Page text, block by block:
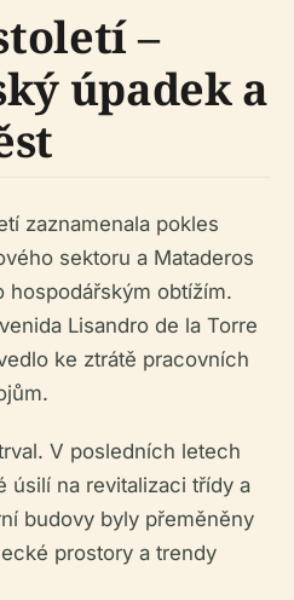
–
úpadek a
zaznamenala pokles
sektoru a Mataderos
hospodářským obtížím.
Lisandro de la Torre
ke ztrátě pracovních
V posledních letech
úsilí na revitalizaci třídy a
budovy byly přeměněny
prostory a trendy